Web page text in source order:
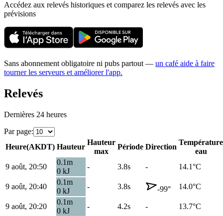
Accédez aux relevés historiques et comparez les relevés avec les
prévisions
Sans abonnement obligatoire ni pubs partout — un café aide à faire
tourner les serveurs et améliorer l'app.
Relevés
Dernières 24 heures
Par page:
Heure(AKDT) Hauteur
Hauteur
max
Période Direction
Température
eau
9 août, 20:50
0.1m
0 kJ
- 3.8s - 14.1°C
9 août, 20:40
0.1m
0 kJ
- 3.8s -99° 14.0°C
9 août, 20:20
0.1m
0 kJ
- 4.2s - 13.7°C